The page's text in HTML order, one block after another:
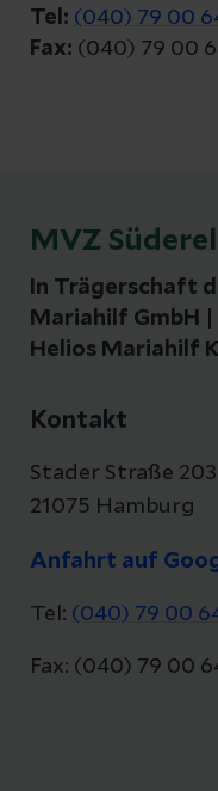
Tel: (040) 79 00
Fax: (040) 79 00
MVZ
In Trägerschaft
Mariahilf GmbH
Helios Mariahilf
Kontakt
Stader Straße
21075 Hamburg
Anfahrt auf
Tel: (040) 79 00
Fax: (040) 79 00